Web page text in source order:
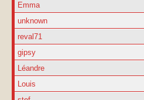
Emma
unknown
reval71
gipsy
Léandre
Louis